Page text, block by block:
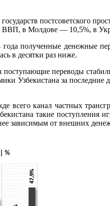
постсоветского
ВВП, в Молдове — 10,5%, в
года полученные
в десятки раз ниже.
поступающие переводы
Узбекистана за последние
канал частных
такие поступления
от внешних